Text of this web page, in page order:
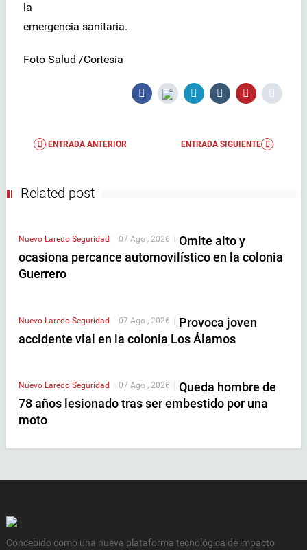
la
emergencia sanitaria.
Foto Salud /Cortesía
ENTRADA ANTERIOR ENTRADA SIGUIENTE
Related post
Nuevo Laredo Seguridad 07 Ago , 2026
Omite alto y
ocasiona percance automovilístico en la colonia
Guerrero
Nuevo Laredo Seguridad | 07 Ago , 2026 | Provoca joven
accidente vial en la colonia Los Álamos
Nuevo Laredo Seguridad 07 Ago , 2026
Queda hombre de
78 años lesionado tras ser embestido por una
moto
Concebido como una nueva plataforma tecnológica de impacto